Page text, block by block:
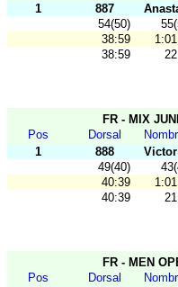
1
887
54(50)
38:59
38:59
FR - MIX
Pos
Dorsal
1
888
49(40)
40:39
40:39
FR - MEN
Pos
Dorsal